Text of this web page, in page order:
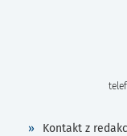
Kontakt z